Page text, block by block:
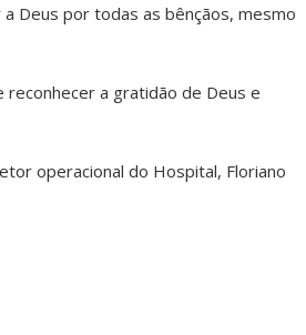
Deus por todas as bênçãos, mesmo
reconhecer a gratidão de Deus e
operacional do Hospital, Floriano